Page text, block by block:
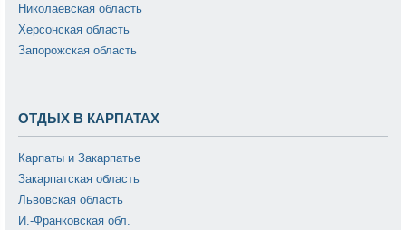
Николаевская область
Херсонская область
Запорожская область
ОТДЫХ В КАРПАТАХ
Карпаты и Закарпатье
Закарпатская область
Львовская область
И.-Франковская обл.